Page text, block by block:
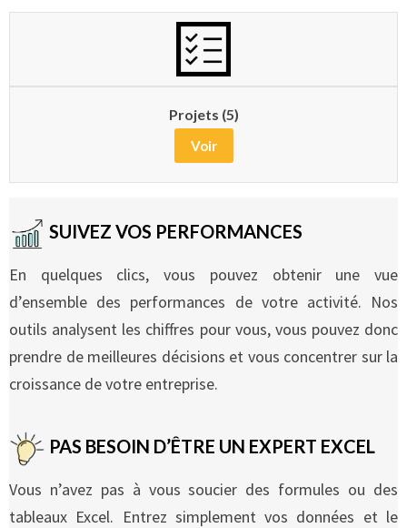
Projets (5)
Voir
SUIVEZ VOS PERFORMANCES
En quelques clics, vous pouvez obtenir une vue
d’ensemble des performances de votre activité. Nos
outils analysent les chiffres pour vous, vous pouvez donc
prendre de meilleures décisions et vous concentrer sur la
croissance de votre entreprise.
PAS BESOIN D’ÊTRE UN EXPERT EXCEL
Vous n’avez pas à vous soucier des formules ou des
tableaux Excel. Entrez simplement vos données et le